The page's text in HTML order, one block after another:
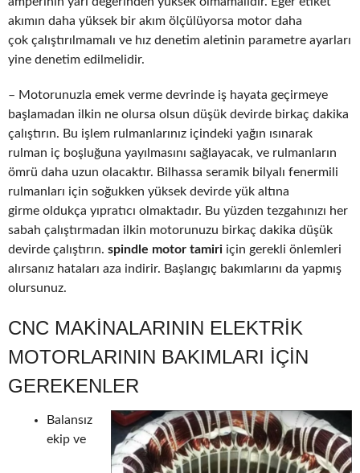
akımın daha yüksek bir akım ölçülüyorsa motor daha
çok çalıştırılmamalı ve hız denetim aletinin parametre ayarları
yine denetim edilmelidir.
– Motorunuzla emek verme devrinde iş hayata geçirmeye
başlamadan ilkin ne olursa olsun düşük devirde birkaç dakika
çalıştırın. Bu işlem rulmanlarınız içindeki yağın ısınarak
rulman iç boşluğuna yayılmasını sağlayacak, ve rulmanların
ömrü daha uzun olacaktır. Bilhassa seramik bilyalı fenermili
rulmanları için soğukken yüksek devirde yük altına
girme oldukça yıpratıcı olmaktadır. Bu yüzden tezgahınızı her
sabah çalıştırmadan ilkin motorunuzu birkaç dakika düşük
devirde çalıştırın. spindle motor tamiri için gerekli önlemleri
alırsanız hataları aza indirir. Başlangıç bakımlarını da yapmış
olursunuz.
CNC MAKINALARININ ELEKTRIK
MOTORLARININ BAKIMLARI IÇIN
GEREKENLER
Balansız
ekip ve